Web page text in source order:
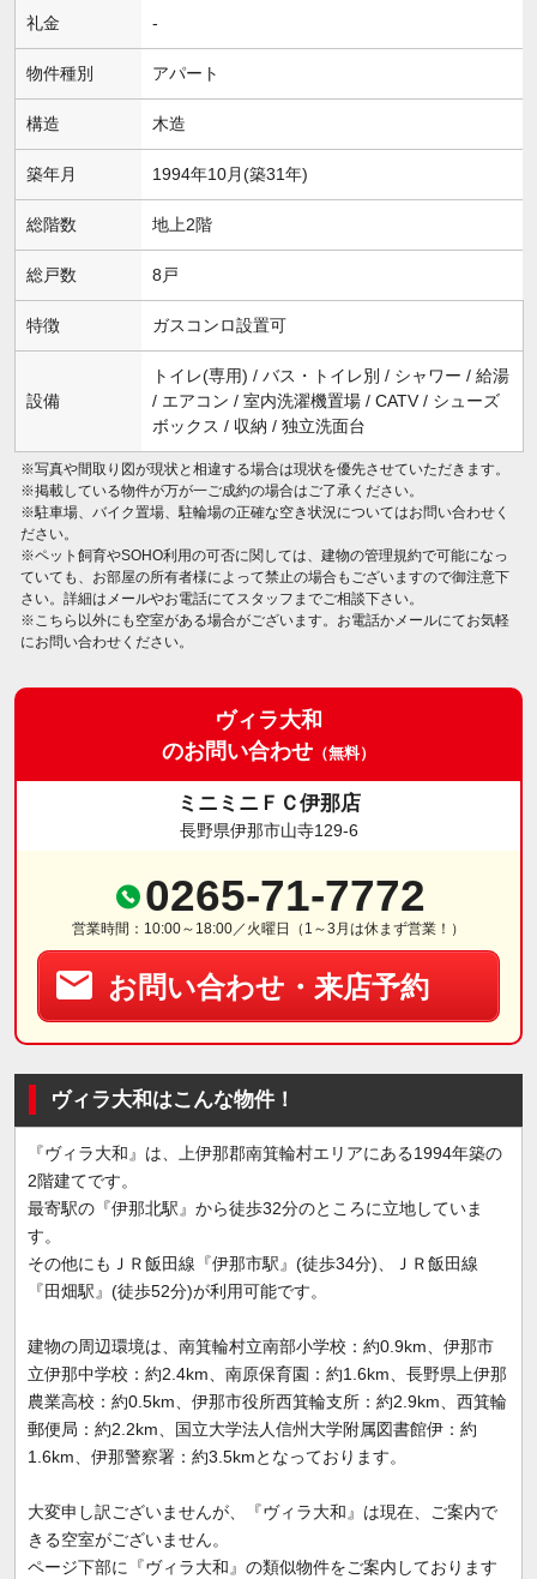
礼金 -
物件種別 アパート
構造 木造
築年月 1994年10月(築31年)
総階数 地上2階
総戸数 8戸
特徴 ガスコンロ設置可
設備
トイレ(専用) / バス・トイレ別 / シャワー / 給湯
/ エアコン / 室内洗濯機置場 / CATV / シューズ
ボックス / 収納 / 独立洗面台
※写真や間取り図が現状と相違する場合は現状を優先させていただきます。
※掲載している物件が万が一ご成約の場合はご了承ください。
※駐車場、バイク置場、駐輪場の正確な空き状況についてはお問い合わせく
ださい。
※ペット飼育やSOHO利用の可否に関しては、建物の管理規約で可能になっ
ていても、お部屋の所有者様によって禁止の場合もございますので御注意下
さい。詳細はメールやお電話にてスタッフまでご相談下さい。
※こちら以外にも空室がある場合がございます。お電話かメールにてお気軽
にお問い合わせください。
ヴィラ大和
のお問い合わせ （無料）
ミニミニＦＣ伊那店
長野県伊那市山寺129-6
0265-71-7772
営業時間：10:00～18:00／火曜日（1～3月は休まず営業！）
お問い合わせ・来店予約
ヴィラ大和はこんな物件！
『ヴィラ大和』は、上伊那郡南箕輪村エリアにある1994年築の
2階建てです。
最寄駅の『伊那北駅』から徒歩32分のところに立地していま
す。
その他にもＪＲ飯田線『伊那市駅』(徒歩34分)、ＪＲ飯田線
『田畑駅』(徒歩52分)が利用可能です。
建物の周辺環境は、南箕輪村立南部小学校：約0.9km、伊那市
立伊那中学校：約2.4km、南原保育園：約1.6km、長野県上伊那
農業高校：約0.5km、伊那市役所西箕輪支所：約2.9km、西箕輪
郵便局：約2.2km、国立大学法人信州大学附属図書館伊：約
1.6km、伊那警察署：約3.5kmとなっております。
大変申し訳ございませんが、『ヴィラ大和』は現在、ご案内で
きる空室がございません。
ページ下部に『ヴィラ大和』の類似物件をご案内しております